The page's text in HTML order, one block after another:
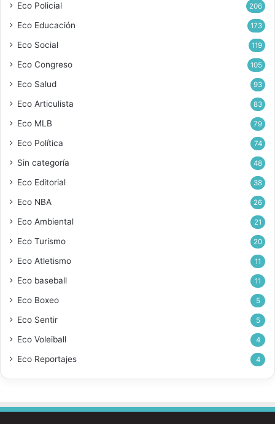
Eco Policial 206
Eco Educación 173
Eco Social 119
Eco Congreso 105
Eco Salud 93
Eco Articulista 83
Eco MLB 79
Eco Política 74
Sin categoría 48
Eco Editorial 38
Eco NBA 26
Eco Ambiental 21
Eco Turismo 20
Eco Atletismo 11
Eco baseball 11
Eco Boxeo 5
Eco Sentir 5
Eco Voleiball 4
Eco Reportajes 4